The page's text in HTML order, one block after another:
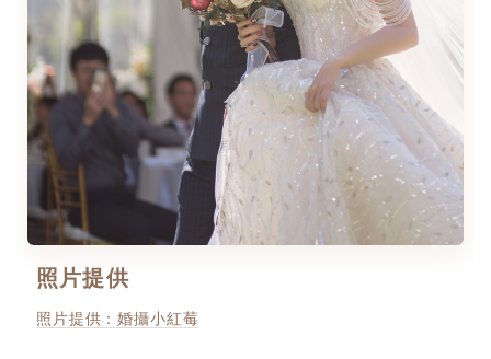
照片提供
照片提供：婚攝小紅莓